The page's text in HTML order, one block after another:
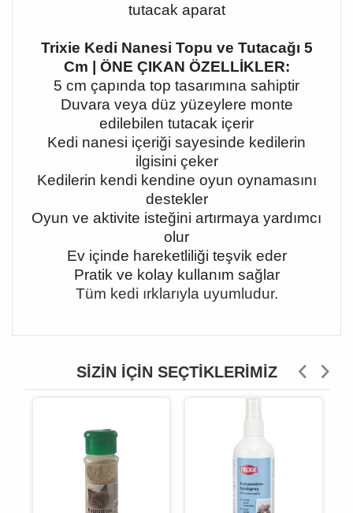
tutacak aparat
Trixie Kedi Nanesi Topu ve Tutacağı 5
Cm | ÖNE ÇIKAN ÖZELLİKLER:
5 cm çapında top tasarımına sahiptir
Duvara veya düz yüzeylere monte
edilebilen tutacak içerir
Kedi nanesi içeriği sayesinde kedilerin
ilgisini çeker
Kedilerin kendi kendine oyun oynamasını
destekler
Oyun ve aktivite isteğini artırmaya yardımcı
olur
Ev içinde hareketliliği teşvik eder
Pratik ve kolay kullanım sağlar
Tüm kedi ırklarıyla uyumludur.
SIZIN İÇIN SEÇTIKLERIMIZ